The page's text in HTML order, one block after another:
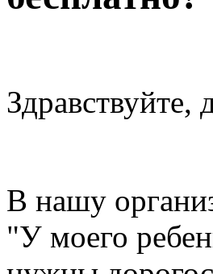
Здравствуйте,
В нашу
"У моего